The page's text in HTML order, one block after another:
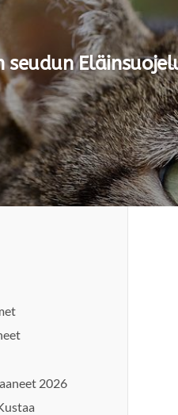
seudun
2026